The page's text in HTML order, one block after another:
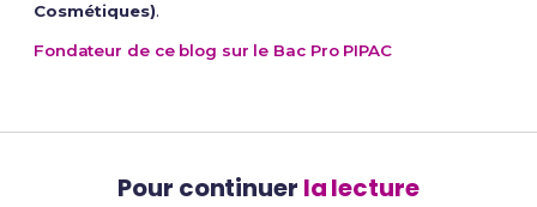
Cosmétiques).
Fondateur de ce blog sur le Bac Pro PIPAC
Pour continuer la lecture